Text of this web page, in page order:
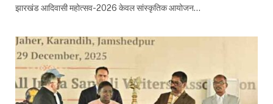
झारखंड आदिवासी महोत्सव-2026 केवल सांस्कृतिक आयोजन…